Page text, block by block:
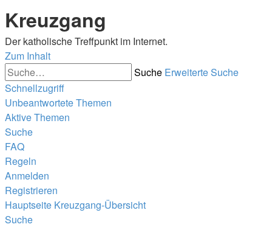
Kreuzgang
Der katholische Treffpunkt im Internet.
Zum Inhalt
Suche Erweiterte Suche
Schnellzugriff
Unbeantwortete Themen
Aktive Themen
Suche
FAQ
Regeln
Anmelden
Registrieren
Hauptseite Kreuzgang-Übersicht
Suche